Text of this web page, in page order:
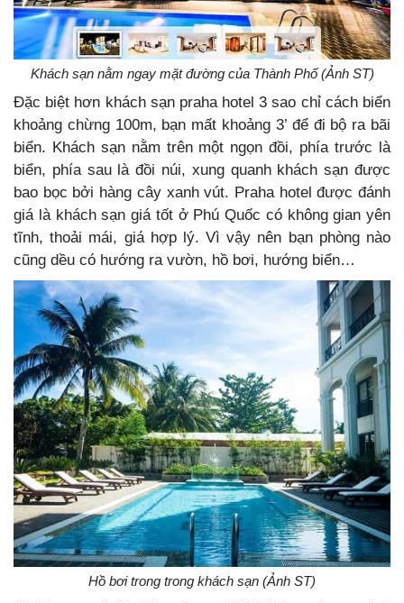
Khách sạn nằm ngay mặt đường của Thành Phố (Ảnh ST)
Đặc biệt hơn khách sạn praha hotel 3 sao chỉ cách biển
khoảng chừng 100m, bạn mất khoảng 3’ để đi bộ ra bãi
biển. Khách sạn nằm trên một ngọn đồi, phía trước là
biển, phía sau là đồi núi, xung quanh khách sạn được
bao bọc bởi hàng cây xanh vút. Praha hotel được đánh
giá là khách sạn giá tốt ở Phú Quốc có không gian yên
tĩnh, thoải mái, giá hợp lý. Vì vậy nên bạn phòng nào
cũng dều có hướng ra vườn, hồ bơi, hướng biển…
Hồ bơi trong trong khách sạn (Ảnh ST)